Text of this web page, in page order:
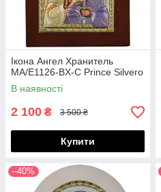
Ікона Ангел Хранитель
MA/E1126-BX-C Prince Silvero
В наявності
2 100 ₴ 3 500 ₴
Купити
–40%